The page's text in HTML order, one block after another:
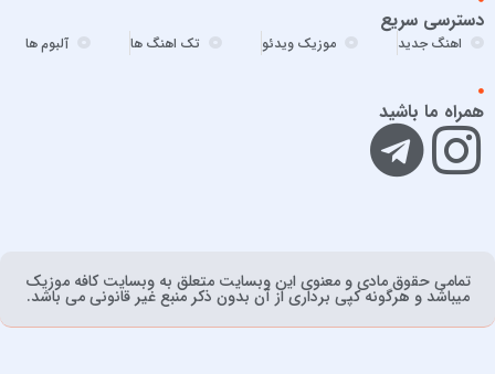
امیر تتلو
امیر جعفرنیا
امیر عباس
امیر عباس گلاب
امیرحسین افتخاری
امیرعلی حمیدی
دسترسی سریع
اهنگ جدید موزیک ویدئو تک اهنگ ها آلبوم ها
همراه ما باشید
تمامی حقوق مادی و معنوی اين وبسايت متعلق به وبسایت کافه موزیک
ميباشد و هرگونه کپی برداری از آن بدون ذکر منبع غیر قانونی می باشد.